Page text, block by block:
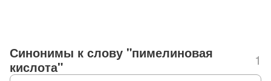
Синонимы к слову "пимелиновая
кислота"
1